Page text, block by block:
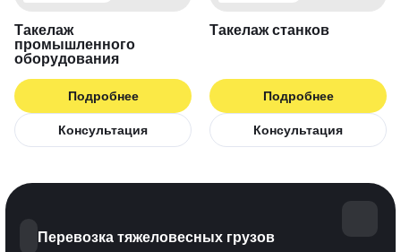
Такелаж
промышленного
оборудования
Подробнее
Консультация
Такелаж станков
Подробнее
Консультация
Перевозка тяжеловесных грузов